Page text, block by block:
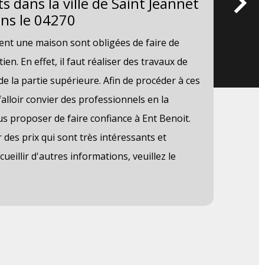
le 04270
une maison sont obligées de faire de
En effet, il faut réaliser des travaux de
la partie supérieure. Afin de procéder à ces
convier des professionnels en la
proposer de faire confiance à Ent Benoit.
prix qui sont très intéressants et
d'autres informations, veuillez le